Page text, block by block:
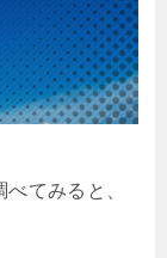
てみると、